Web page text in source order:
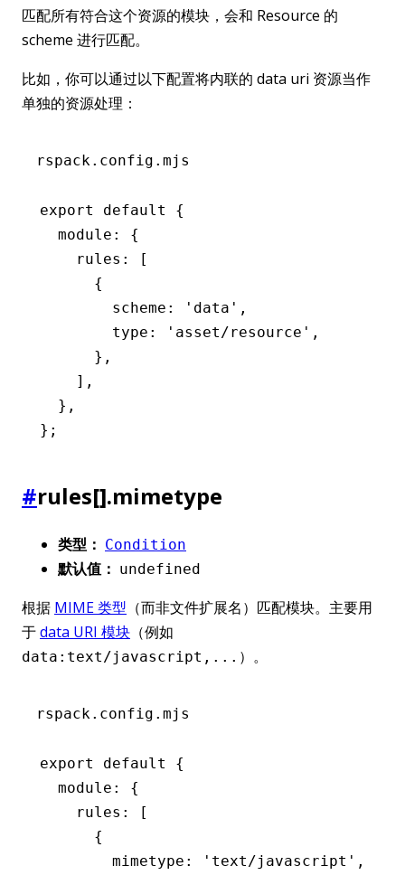
匹配所有符合这个资源的模块，会和 Resource 的
scheme 进行匹配。
比如，你可以通过以下配置将内联的 data uri 资源当作
单独的资源处理：
rspack.config.mjs
export default
{
  module
:
{
    rules
:
[
      {
        scheme
: 'data' ,
        type
: 'asset/resource' ,
      }
,
    ]
,
  }
,
};
#rules[].mimetype
类型： Condition
默认值： undefined
根据 MIME 类型 （而非文件扩展名）匹配模块。主要用
于data URI 模块 （例如
data:text/javascript,... ）。
rspack.config.mjs
export default
{
  module
:
{
    rules
:
[
      {
        mimetype
: 'text/javascript' ,